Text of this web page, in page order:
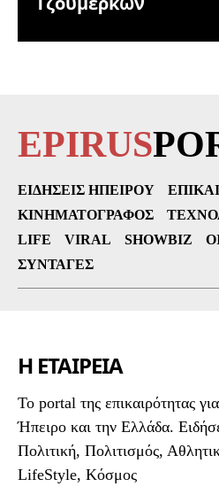
EPIRUS
ΕΙΔΉΣΕΙΣ ΗΠΕΊΡΟΥ
ΚΙΝΗΜΑΤΟΓΡΆΦΟΣ
LIFE
VIRAL SHOWBIZ
ΣΥΝΤΑΓΈΣ
Η ΕΤΑΙΡΕΙΑ
To portal της επικαιρότητας
Ήπειρο και την Ελλάδα.
Πολιτική, Πολιτισμός,
LifeStyle, Κόσμος